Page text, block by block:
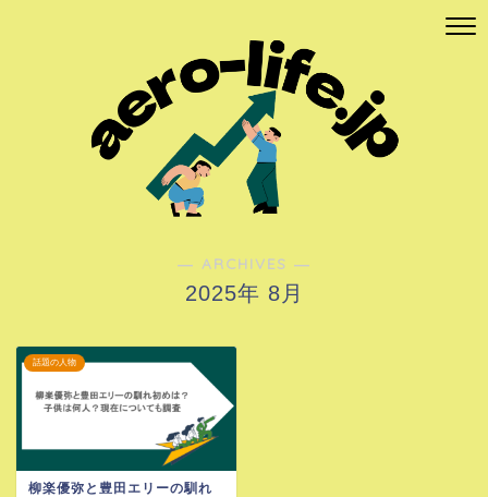
― ARCHIVES ―
2025年 8月
話題の人物
柳楽優弥と豊田エリーの馴れ